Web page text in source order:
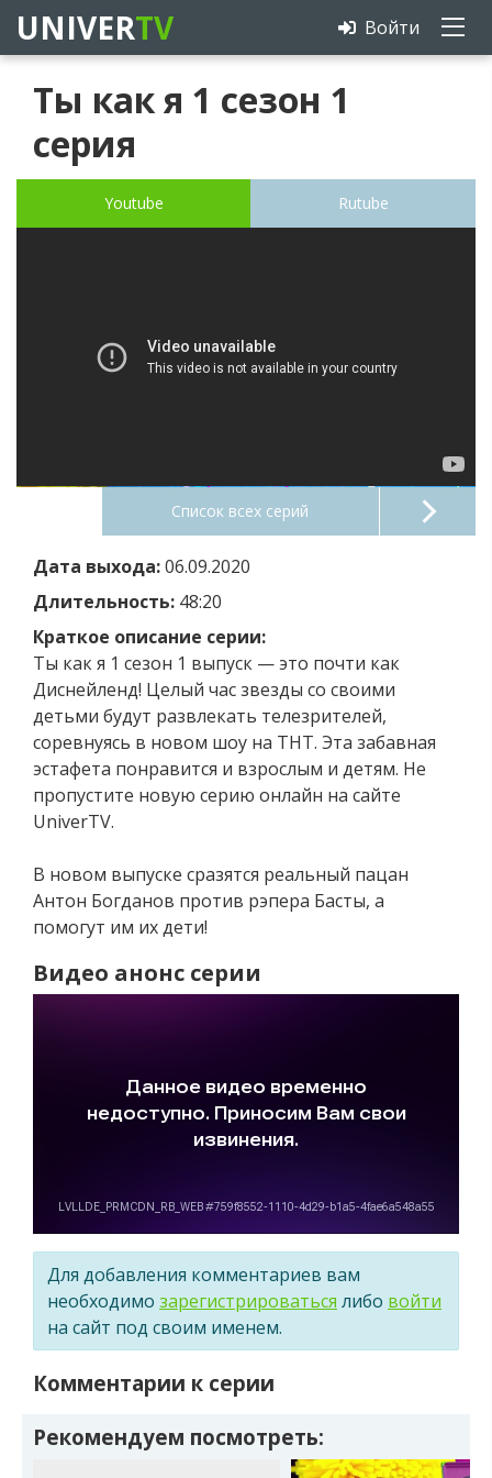
UNIVERTV Войти
Ты как я 1 сезон 1
серия
Youtube Rutube
Список всех серий
Дата выхода:06.09.2020
Длительность: 48:20
Краткое описание серии:
Ты как я 1 сезон 1 выпуск — это почти как
Диснейленд! Целый час звезды со своими
детьми будут развлекать телезрителей,
соревнуясь в новом шоу на ТНТ. Эта забавная
эстафета понравится и взрослым и детям. Не
пропустите новую серию онлайн на сайте
UniverTV.
В новом выпуске сразятся реальный пацан
Антон Богданов против рэпера Басты, а
помогут им их дети!
Видео анонс серии
Для добавления комментариев вам
необходимо зарегистрироваться либо войти
на сайт под своим именем.
Комментарии к серии
Рекомендуем посмотреть: